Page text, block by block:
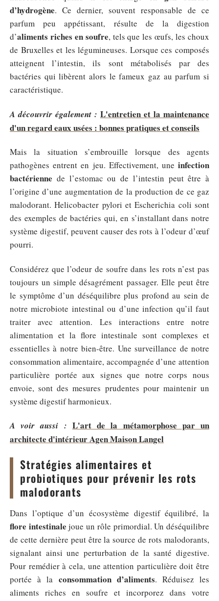
d’hydrogène. Ce dernier, souvent responsable de ce
parfum peu appétissant, résulte de la digestion
d’aliments riches en soufre, tels que les œufs, les choux
de Bruxelles et les légumineuses. Lorsque ces composés
atteignent l’intestin, ils sont métabolisés par des
bactéries qui libèrent alors le fameux gaz au parfum si
caractéristique.
A découvrir également : L'entretien et la maintenance
d'un regard eaux usées : bonnes pratiques et conseils
Mais la situation s’embrouille lorsque des agents
pathogènes entrent en jeu. Effectivement, une infection
bactérienne de l’estomac ou de l’intestin peut être à
l’origine d’une augmentation de la production de ce gaz
malodorant. Helicobacter pylori et Escherichia coli sont
des exemples de bactéries qui, en s’installant dans notre
système digestif, peuvent causer des rots à l’odeur d’œuf
pourri.
Considérez que l’odeur de soufre dans les rots n’est pas
toujours un simple désagrément passager. Elle peut être
le symptôme d’un déséquilibre plus profond au sein de
notre microbiote intestinal ou d’une infection qu’il faut
traiter avec attention. Les interactions entre notre
alimentation et la flore intestinale sont complexes et
essentielles à notre bien-être. Une surveillance de notre
consommation alimentaire, accompagnée d’une attention
particulière portée aux signes que notre corps nous
envoie, sont des mesures prudentes pour maintenir un
système digestif harmonieux.
A voir aussi : L'art de la métamorphose par un
architecte d'intérieur Agen Maison Langel
Stratégies alimentaires et
probiotiques pour prévenir les rots
malodorants
Dans l’optique d’un écosystème digestif équilibré, la
flore intestinale joue un rôle primordial. Un déséquilibre
de cette dernière peut être la source de rots malodorants,
signalant ainsi une perturbation de la santé digestive.
Pour remédier à cela, une attention particulière doit être
portée à la consommation d’aliments. Réduisez les
aliments riches en soufre et incorporez dans votre